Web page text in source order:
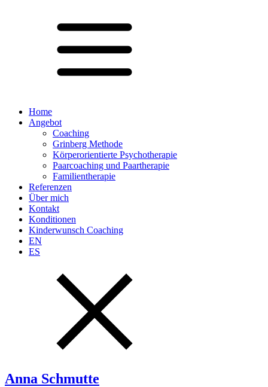
Home
Angebot
Coaching
Grinberg Methode
Körperorientierte Psychotherapie
Paarcoaching und Paartherapie
Familientherapie
Referenzen
Über mich
Kontakt
Konditionen
Kinderwunsch Coaching
EN
ES
Anna Schmutte